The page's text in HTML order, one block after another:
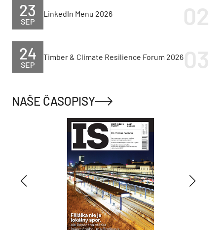
SEP
23 LinkedIn Menu 2026
SEP
24 Timber & Climate Resilience Forum 2026
NAŠE ČASOPISY